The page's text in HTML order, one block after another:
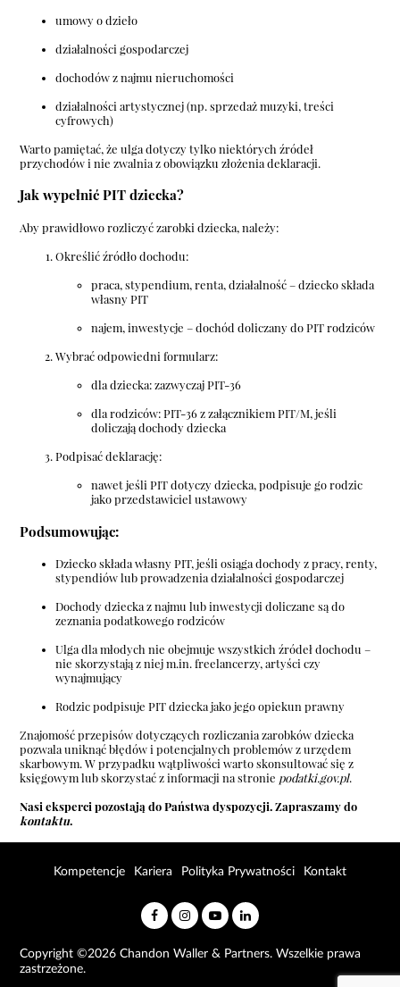
umowy o dzieło
działalności gospodarczej
dochodów z najmu nieruchomości
działalności artystycznej (np. sprzedaż muzyki, treści
cyfrowych)
Warto pamiętać, że ulga dotyczy tylko niektórych źródeł
przychodów i nie zwalnia z obowiązku złożenia deklaracji.
Jak wypełnić PIT dziecka?
Aby prawidłowo rozliczyć zarobki dziecka, należy:
Określić źródło dochodu:
praca, stypendium, renta, działalność – dziecko składa
własny PIT
najem, inwestycje – dochód doliczany do PIT rodziców
Wybrać odpowiedni formularz:
dla dziecka: zazwyczaj PIT-36
dla rodziców: PIT-36 z załącznikiem PIT/M, jeśli
doliczają dochody dziecka
Podpisać deklarację:
nawet jeśli PIT dotyczy dziecka, podpisuje go rodzic
jako przedstawiciel ustawowy
Podsumowując:
Dziecko składa własny PIT, jeśli osiąga dochody z pracy, renty,
stypendiów lub prowadzenia działalności gospodarczej
Dochody dziecka z najmu lub inwestycji doliczane są do
zeznania podatkowego rodziców
Ulga dla młodych nie obejmuje wszystkich źródeł dochodu –
nie skorzystają z niej m.in. freelancerzy, artyści czy
wynajmujący
Rodzic podpisuje PIT dziecka jako jego opiekun prawny
Znajomość przepisów dotyczących rozliczania zarobków dziecka
pozwala uniknąć błędów i potencjalnych problemów z urzędem
skarbowym. W przypadku wątpliwości warto skonsultować się z
księgowym lub skorzystać z informacji na stronie podatki.gov.pl.
Nasi eksperci pozostają do Państwa dyspozycji. Zapraszamy do
kontaktu.
Copyright ©2026 Chandon Waller & Partners. Wszelkie prawa
zastrzeżone.
Kompetencje Kariera Polityka Prywatności Kontakt